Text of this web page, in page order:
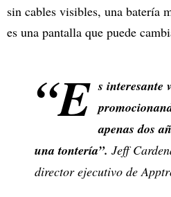
sin cables visibles, una batería
es una pantalla que puede
“E s interesante
apenas dos
una tontería”. Jeff
director ejecutivo de